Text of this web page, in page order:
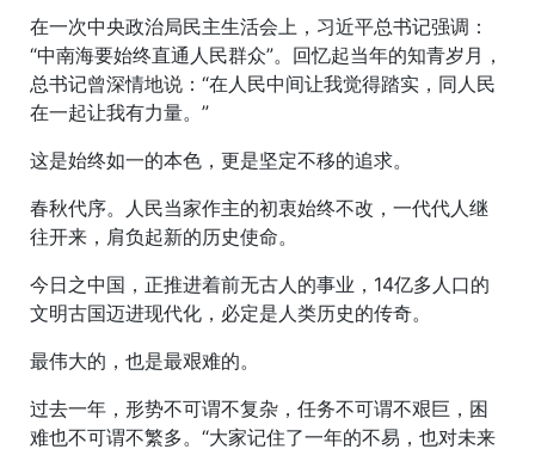
在一次中央政治局民主生活会上，习近平总书记强调：
“中南海要始终直通人民群众”。回忆起当年的知青岁月，
总书记曾深情地说：“在人民中间让我觉得踏实，同人民
在一起让我有力量。”
这是始终如一的本色，更是坚定不移的追求。
春秋代序。人民当家作主的初衷始终不改，一代代人继
往开来，肩负起新的历史使命。
今日之中国，正推进着前无古人的事业，14亿多人口的
文明古国迈进现代化，必定是人类历史的传奇。
最伟大的，也是最艰难的。
过去一年，形势不可谓不复杂，任务不可谓不艰巨，困
难也不可谓不繁多。“大家记住了一年的不易，也对未来